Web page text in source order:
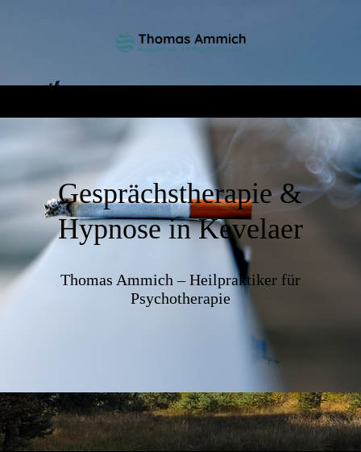
Gesprächstherapie &
Hypnose in Kevelaer
Thomas Ammich – Heilpraktiker für
Psychotherapie